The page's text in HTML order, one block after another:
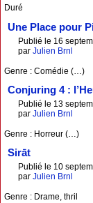
Duré
Une Place pour
Publié le 16
par Julien Brnl
Genre : Comédie (…)
Conjuring 4 :
Publié le 13
par Julien Brnl
Genre : Horreur (…)
Sirāt
Publié le 10
par Julien Brnl
Genre : Drame, thril